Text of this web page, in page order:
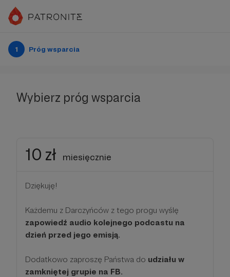
1 Próg wsparcia
Wybierz próg wsparcia
10 zł miesięcznie
Dziękuję!
Każdemu z Darczyńców z tego progu wyślę
zapowiedź audio kolejnego podcastu na
dzień przed jego emisją.
Dodatkowo zaproszę Państwa do udziału w
zamkniętej grupie na FB.